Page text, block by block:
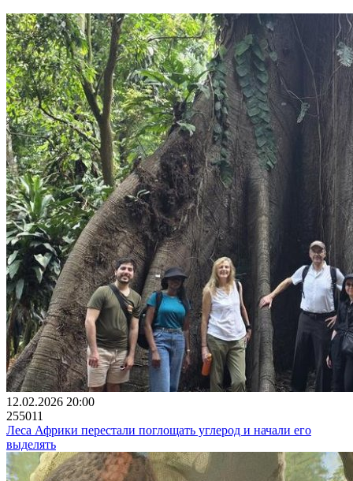
12.02.2026 20:00
255011
Леса Африки перестали поглощать углерод и начали его
выделять